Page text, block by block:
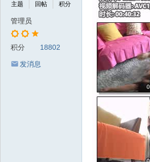
主题
回帖
积分
管理员
积分 18802
发消息